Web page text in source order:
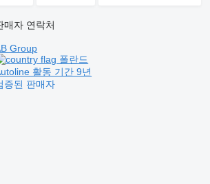
매자 연락처
Group
폴란드
활동 기간 9년
증된 판매자